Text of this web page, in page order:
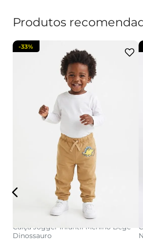
Produtos
1 2 3
adicionar a sacola
Calça Jogger Infantil Menino Bege
Dinossauro
-33%